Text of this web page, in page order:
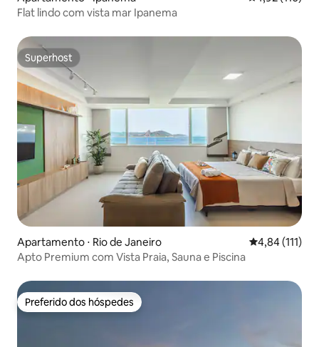
Flat lindo com vista mar Ipanema
Superhost
Superhost
Apartamento ⋅ Rio de Janeiro 4,84 de uma
4,84 (111)
Apto Premium com Vista Praia, Sauna e Piscina
Preferido dos hóspedes
Preferido dos hóspedes